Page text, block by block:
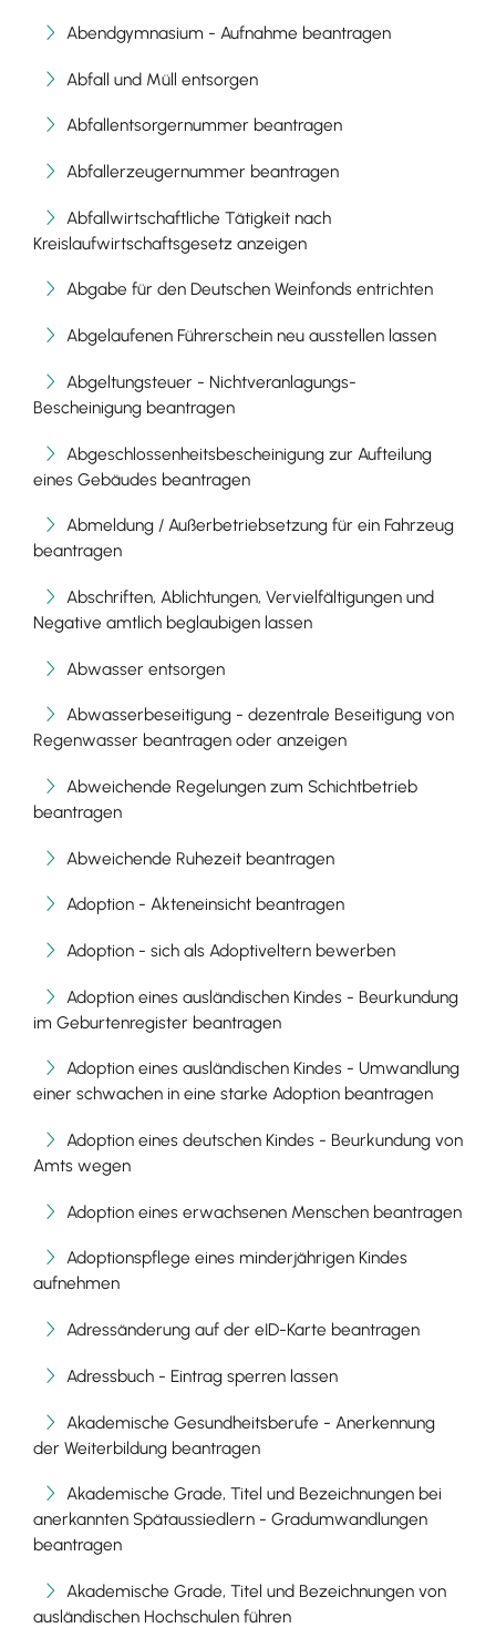
Abendgymnasium - Aufnahme beantragen
Abfall und Müll entsorgen
Abfallentsorgernummer beantragen
Abfallerzeugernummer beantragen
Abfallwirtschaftliche Tätigkeit nach
Kreislaufwirtschaftsgesetz anzeigen
Abgabe für den Deutschen Weinfonds entrichten
Abgelaufenen Führerschein neu ausstellen lassen
Abgeltungsteuer - Nichtveranlagungs-
Bescheinigung beantragen
Abgeschlossenheitsbescheinigung zur Aufteilung
eines Gebäudes beantragen
Abmeldung / Außerbetriebsetzung für ein Fahrzeug
beantragen
Abschriften, Ablichtungen, Vervielfältigungen und
Negative amtlich beglaubigen lassen
Abwasser entsorgen
Abwasserbeseitigung - dezentrale Beseitigung von
Regenwasser beantragen oder anzeigen
Abweichende Regelungen zum Schichtbetrieb
beantragen
Abweichende Ruhezeit beantragen
Adoption - Akteneinsicht beantragen
Adoption - sich als Adoptiveltern bewerben
Adoption eines ausländischen Kindes - Beurkundung
im Geburtenregister beantragen
Adoption eines ausländischen Kindes - Umwandlung
einer schwachen in eine starke Adoption beantragen
Adoption eines deutschen Kindes - Beurkundung von
Amts wegen
Adoption eines erwachsenen Menschen beantragen
Adoptionspflege eines minderjährigen Kindes
aufnehmen
Adressänderung auf der eID-Karte beantragen
Adressbuch - Eintrag sperren lassen
Akademische Gesundheitsberufe - Anerkennung
der Weiterbildung beantragen
Akademische Grade, Titel und Bezeichnungen bei
anerkannten Spätaussiedlern - Gradumwandlungen
beantragen
Akademische Grade, Titel und Bezeichnungen von
ausländischen Hochschulen führen